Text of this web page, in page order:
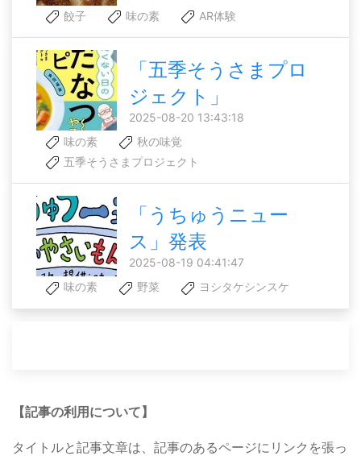
餃子
味の素 AR体験
「五季そうさまプロ
ジェクト」
2025-08-20 13:43:18
味の素
秋の味覚
五季そうさまプロジェクト
「うちゅうニュー
ス」発表
2025-08-19 04:41:47
味の素
野菜 ヨシタケシンスケ
【記事の利用について】
タイトルと記事文章は、記事のあるページにリンクを張っ